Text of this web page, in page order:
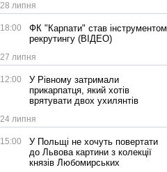
28 липня
18:00
ФК "Карпати" став інструментом
рекрутингу (ВІДЕО)
27 липня
12:00
У Рівному затримали
прикарпатця, який хотів
врятувати двох ухилянтів
24 липня
15:00
У Польщі не хочуть повертати
до Львова картини з колекції
князів Любомирських